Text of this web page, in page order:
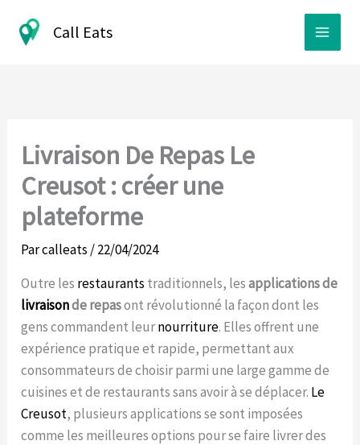
Call Eats
Livraison De Repas Le
Creusot : créer une
plateforme
Parcalleats /22/04/2024
Outre les restaurants traditionnels, lesapplications de
livraisonde repasont révolutionné la façon dont les
gens commandent leurnourriture. Elles offrent une
expérience pratique et rapide, permettant aux
consommateurs de choisir parmi une large gamme de
cuisines et de restaurants sans avoir à se déplacer. Le
Creusot, plusieurs applications se sont imposées
comme les meilleures options pour se faire livrer des